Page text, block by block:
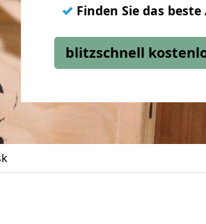
✓ Finden Sie das
blitzschnell